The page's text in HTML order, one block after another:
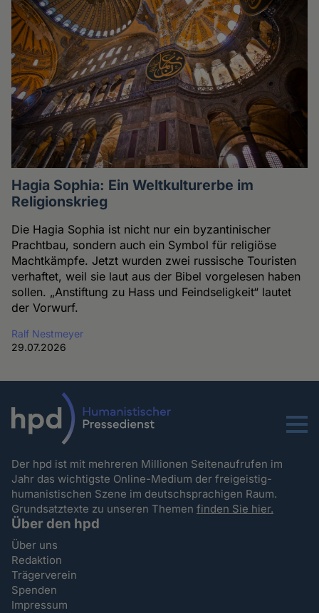
Hagia Sophia: Ein Weltkulturerbe im
Religionskrieg
Die Hagia Sophia ist nicht nur ein byzantinischer
Prachtbau, sondern auch ein Symbol für religiöse
Machtkämpfe. Jetzt wurden zwei russische Touristen
verhaftet, weil sie laut aus der Bibel vorgelesen haben
sollen. „Anstiftung zu Hass und Feindseligkeit“ lautet
der Vorwurf.
Ralf Nestmeyer
29.07.2026
Menu
Der hpd ist mit mehreren Millionen Seitenaufrufen im
Jahr das wichtigste Online-Medium der freigeistig-
humanistischen Szene im deutschsprachigen Raum.
Grundsatztexte zu unseren Themenfinden Sie hier.
Über den hpd
Über uns
Redaktion
Trägerverein
Spenden
Impressum